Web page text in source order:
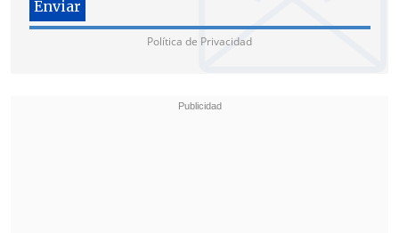
Política de Privacidad